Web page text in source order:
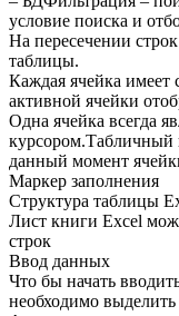
условие поиска и
На пересечении
таблицы.
Каждая ячейка
активной ячейки
Одна ячейка всегда
курсором.Табличный
данный момент
Маркер заполнения
Структура таблицы
Лист книги Excel
строк
Ввод данных
Что бы начать
необходимо